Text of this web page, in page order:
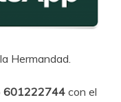
Hermandad.
601222744 con el